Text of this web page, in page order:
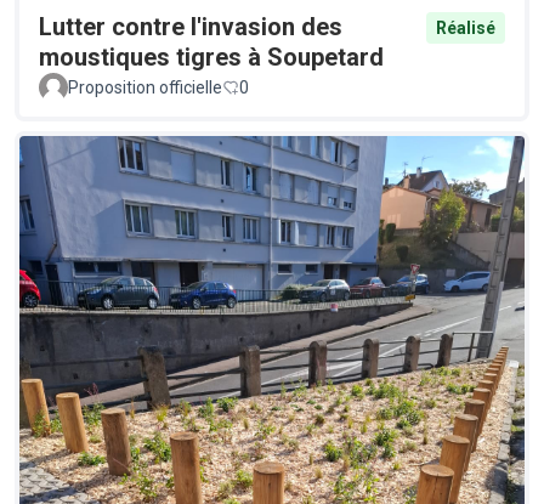
Lutter contre l'invasion des
moustiques tigres à Soupetard
Réalisé
Proposition officielle 0